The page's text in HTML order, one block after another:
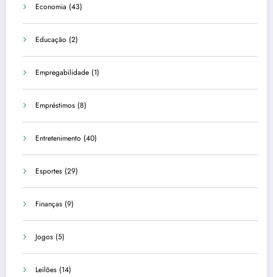
Economia (43)
Educação (2)
Empregabilidade (1)
Empréstimos (8)
Entretenimento (40)
Esportes (29)
Finanças (9)
Jogos (5)
Leilões (14)